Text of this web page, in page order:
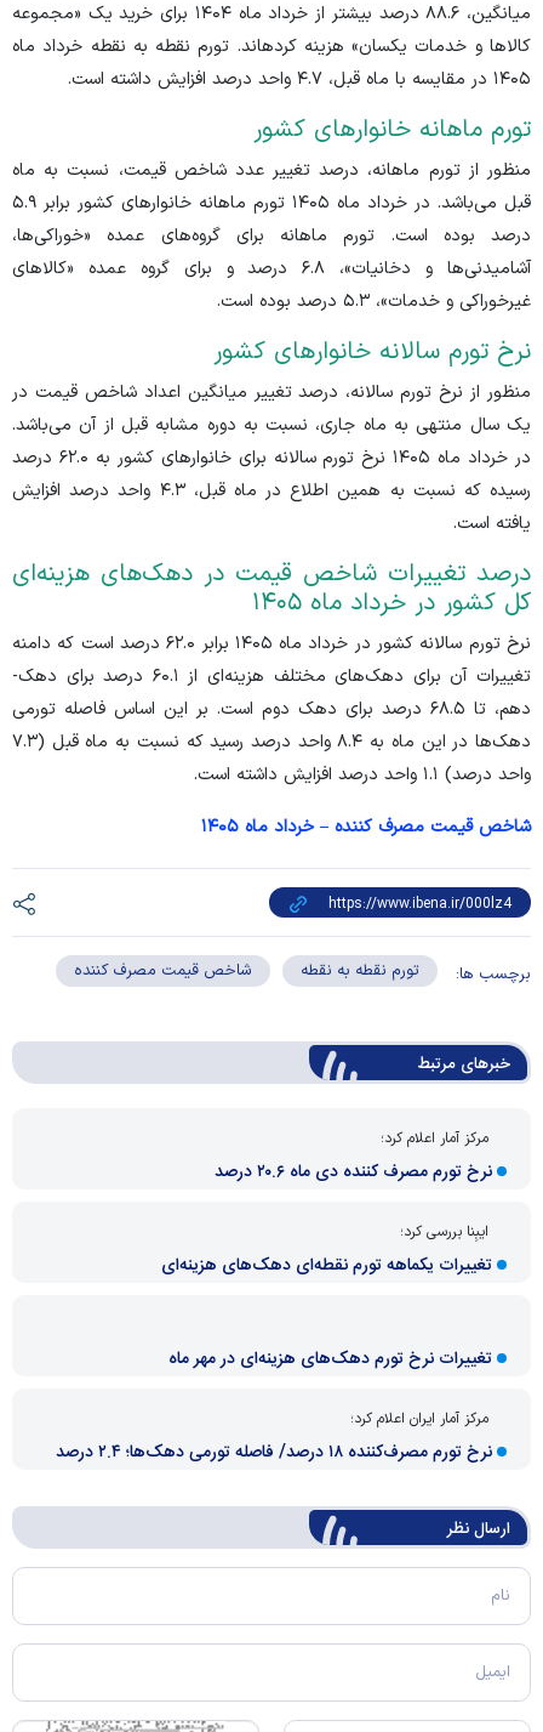
میانگین، ۸۸.۶ درصد بیشتر از خرداد ماه ۱۴۰۴ برای خرید یک «مجموعه
کالا‌ها و خدمات یکسان» هزینه کرده­اند. تورم نقطه به نقطه خرداد ماه
۱۴۰۵ در مقایسه با ماه قبل، ۴.۷ واحد درصد افزایش داشته است.
تورم ماهانه خانوار‌های کشور
منظور از تورم ماهانه، درصد تغییر عدد شاخص قیمت، نسبت به ماه
قبل می‌باشد. در خرداد ماه ۱۴۰۵ تورم ماهانه خانوار‌های کشور برابر ۵.۹
درصد بوده است. تورم ماهانه برای گروه‌های عمده «خوراکی‌ها،
آشامیدنی‌ها و دخانیات»، ۶.۸ درصد و برای گروه عمده «کالا‌های
غیرخوراکی و خدمات»، ۵.۳ درصد بوده است.
نرخ تورم سالانه خانوار‌های کشور
منظور از نرخ تورم سالانه، درصد تغییر میانگین اعداد شاخص قیمت در
یک سال منتهی به ماه جاری، نسبت به دوره مشابه قبل از آن می‌باشد.
در خرداد ماه ۱۴۰۵ نرخ تورم سالانه برای خانوار‌های کشور به ۶۲.۰ درصد
رسیده که نسبت به همین اطلاع در ماه قبل، ۴.۳ واحد درصد افزایش
یافته است.
درصد تغییرات شاخص قیمت در دهک‌های هزینه‌ای
کل کشور در خرداد ماه ۱۴۰۵
نرخ تورم سالانه کشور در خرداد ماه ۱۴۰۵ برابر ۶۲.۰ درصد است که دامنه
تغییرات آن برای دهک‌های مختلف هزینه‌ای از ۶۰.۱ درصد برای دهک­­
دهم، تا ۶۸.۵ درصد برای دهک دوم است. بر این اساس فاصله تورمی
دهک‌ها در این ماه به ۸.۴ واحد درصد رسید که نسبت به ماه قبل (۷.۳
واحد درصد) ۱.۱ واحد درصد افزایش داشته است.
شاخص قیمت مصرف کننده – خرداد ماه ۱۴۰۵
برچسب ها: تورم نقطه به نقطه شاخص قیمت مصرف کننده
خبرهای مرتبط
مرکز آمار اعلام کرد؛
نرخ تورم مصرف کننده دی ماه ۲۰.۶ درصد
ایبِنا بررسی کرد؛
تغییرات یکماهه تورم نقطه‌ای دهک‌های هزینه‌ای
تغییرات نرخ تورم دهک‌های هزینه‌ای در مهر ماه
مرکز آمار ایران اعلام کرد؛
نرخ تورم مصرف‌کننده ۱۸ درصد/ فاصله تورمی دهک‌ها؛ ۲.۴ درصد
ارسال‌ نظر